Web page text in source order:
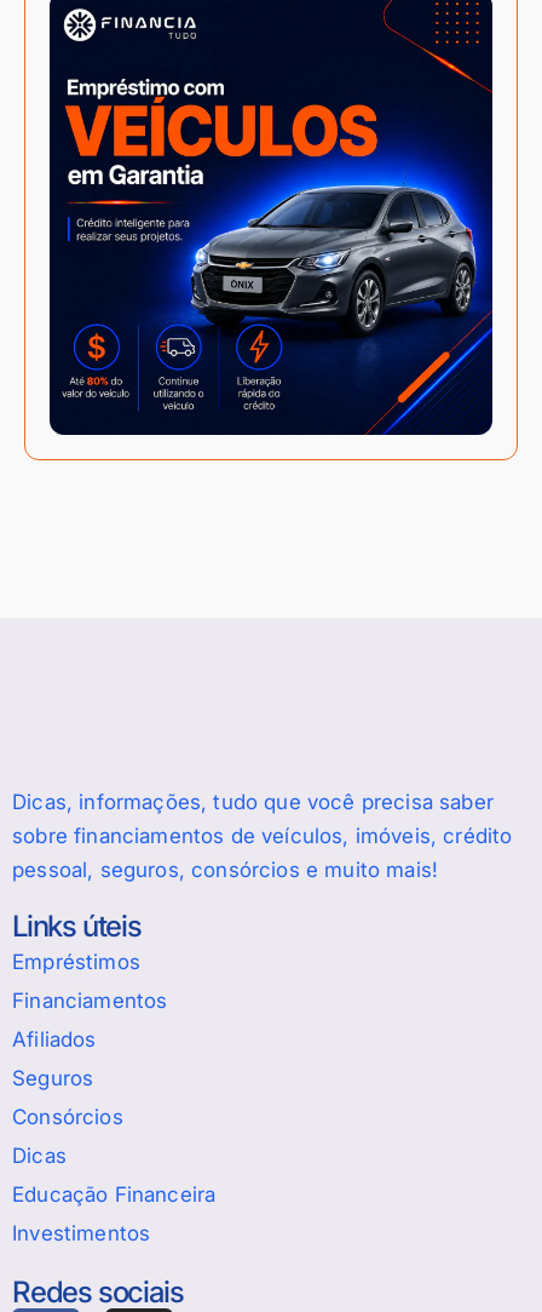
Dicas, informações, tudo que você precisa saber
sobre financiamentos de veículos, imóveis, crédito
pessoal, seguros, consórcios e muito mais!
Links úteis
Empréstimos
Financiamentos
Afiliados
Seguros
Consórcios
Dicas
Educação Financeira
Investimentos
Redes sociais